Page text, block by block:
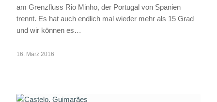
am Grenzfluss Rio Minho, der Portugal von Spanien
trennt. Es hat auch endlich mal wieder mehr als 15 Grad
und wir können es…
16. März 2016